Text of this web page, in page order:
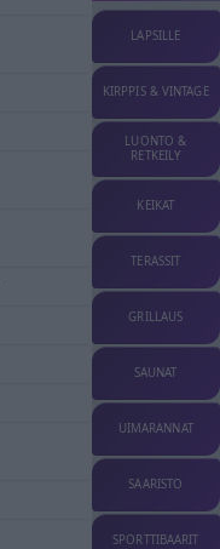
LAPSILLE
KIRPPIS & VINTAGE
LUONTO &
RETKEILY
KEIKAT
TERASSIT
GRILLAUS
SAUNAT
UIMARANNAT
SAARISTO
SPORTTIBAARIT